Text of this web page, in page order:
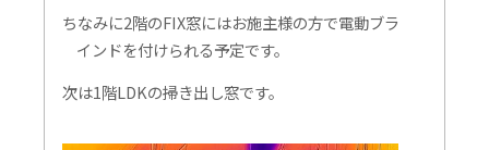
ちなみに2階のFIX窓にはお施主様の方で電動ブラ
インドを付けられる予定です。
次は1階LDKの掃き出し窓です。